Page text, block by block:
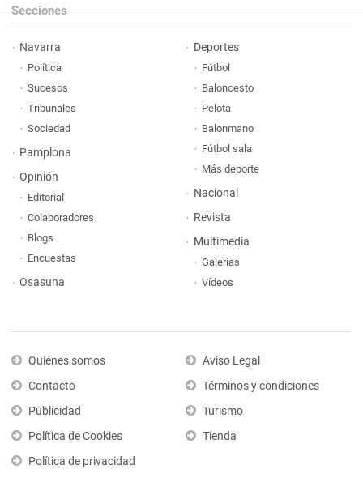
Secciones
Navarra
Política
Sucesos
Tribunales
Sociedad
Pamplona
Opinión
Editorial
Colaboradores
Blogs
Encuestas
Osasuna
Deportes
Fútbol
Baloncesto
Pelota
Balonmano
Fútbol sala
Más deporte
Nacional
Revista
Multimedia
Galerías
Vídeos
Quiénes somos
Contacto
Publicidad
Política de Cookies
Política de privacidad
Aviso Legal
Términos y condiciones
Turismo
Tienda